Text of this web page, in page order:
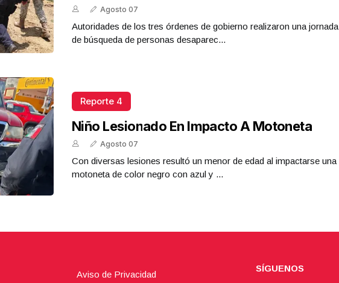
Agosto 07
Autoridades de los tres órdenes de gobierno realizaron una jornada
de búsqueda de personas desaparec...
Reporte 4
Niño Lesionado En Impacto A Motoneta
Agosto 07
Con diversas lesiones resultó un menor de edad al impactarse una
motoneta de color negro con azul y ...
Aviso de Privacidad
SÍGUENOS